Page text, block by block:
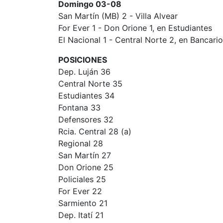
Domingo 03-08
San Martín (MB) 2 - Villa Alvear
For Ever 1 - Don Orione 1, en Estudiantes
El Nacional 1 - Central Norte 2, en
POSICIONES
Dep. Luján 36
Central Norte 35
Estudiantes 34
Fontana 33
Defensores 32
Rcia. Central 28 (a)
Regional 28
San Martín 27
Don Orione 25
Policiales 25
For Ever 22
Sarmiento 21
Dep. Itatí 21